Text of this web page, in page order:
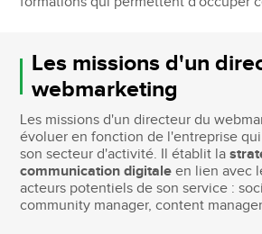
Les missions d'un
webmarketing
Les missions d'un directeur du
évoluer en fonction de l'entreprise
son secteur d'activité. Il établit la
communication digitale en lien avec
acteurs potentiels de son service :
community manager, content